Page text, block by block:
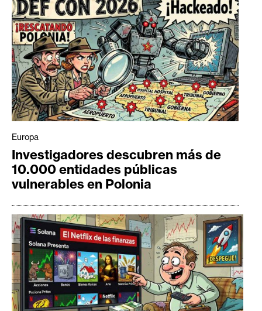
Europa
Investigadores descubren más de
10.000 entidades públicas
vulnerables en Polonia